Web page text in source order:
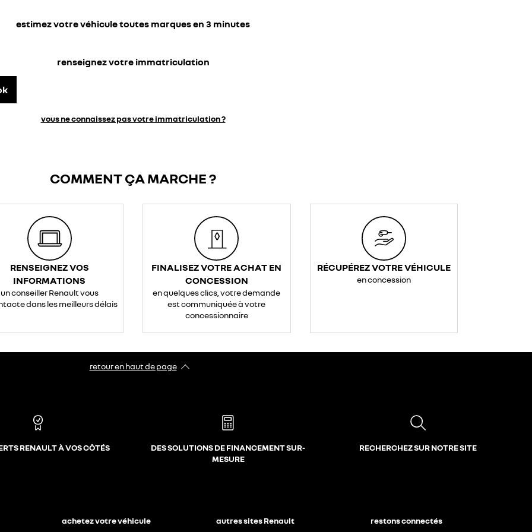
estimez votre véhicule toutes marques en 3 minutes
renseignez votre immatriculation
vous ne connaissez pas votre immatriculation ?
COMMENT ÇA MARCHE ?
RENSEIGNEZ VOS
INFORMATIONS
un conseiller Renault vous
dans les meilleurs délais
FINALISEZ VOTRE ACHAT EN
CONCESSION
en quelques clics, votre demande
est communiquée à votre
concessionnaire
RÉCUPÉREZ VOTRE VÉHICULE
en concession
retour en haut de page​
RENAULT À VOS CÔTÉS
DES SOLUTIONS DE FINANCEMENT SUR-
MESURE
RECHERCHEZ SUR NOTRE SITE
achetez votre véhicule autres sites Renault restons connectés